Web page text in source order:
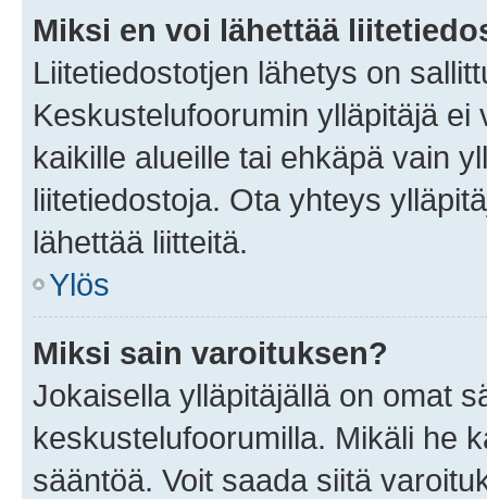
Miksi en voi lähettää
Liitetiedostotjen lähetys on
Keskustelufoorumin ylläpitäjä
kaikille alueille tai ehkäpä vain
liitetiedostoja. Ota yhteys
lähettää liitteitä.
Ylös
Miksi sain varoituksen?
Jokaisella ylläpitäjällä on omat
keskustelufoorumilla. Mikäli he
sääntöä. Voit saada siitä